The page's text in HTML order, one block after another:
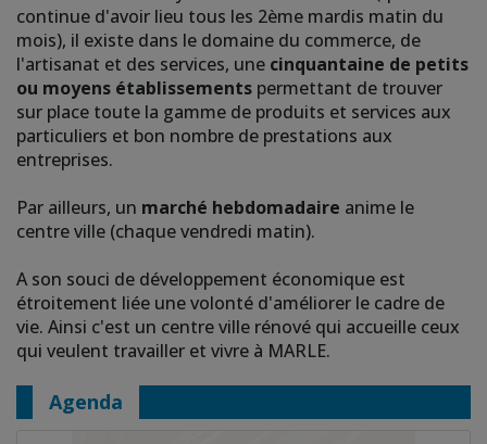
continue d'avoir lieu tous les 2ème mardis matin du
mois), il existe dans le domaine du commerce, de
l'artisanat et des services, une cinquantaine de petits
ou moyens établissements permettant de trouver
sur place toute la gamme de produits et services aux
particuliers et bon nombre de prestations aux
entreprises.
Par ailleurs, un marché hebdomadaire anime le
centre ville (chaque vendredi matin).
A son souci de développement économique est
étroitement liée une volonté d'améliorer le cadre de
vie. Ainsi c'est un centre ville rénové qui accueille ceux
qui veulent travailler et vivre à MARLE.
Agenda